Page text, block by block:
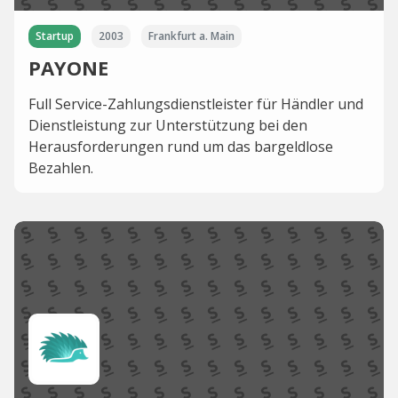
Startup 2003 Frankfurt a. Main
PAYONE
Full Service-Zahlungsdienstleister für Händler und
Dienstleistung zur Unterstützung bei den
Herausforderungen rund um das bargeldlose
Bezahlen.